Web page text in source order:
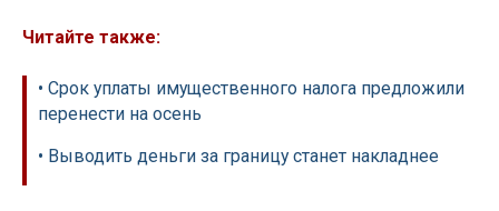
Читайте также:
• Срок уплаты имущественного налога предложили
перенести на осень
• Выводить деньги за границу станет накладнее